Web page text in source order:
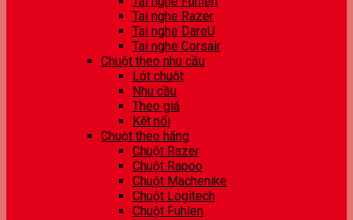
Tai nghe Razer
Tai nghe DareU
Tai nghe Corsair
Chuột theo nhu cầu
Lót chuột
Nhu cầu
Theo giá
Kết nối
Chuột theo hãng
Chuột Razer
Chuột Rapoo
Chuột Machenike
Chuột Logitech
Chuột Fuhlen